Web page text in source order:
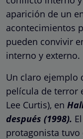
aparición de un
acontecimientos
pueden convivir
interno y externo.
Un claro ejemplo
película de terror
Lee Curtis), en
después (1998).
protagonista tuvo